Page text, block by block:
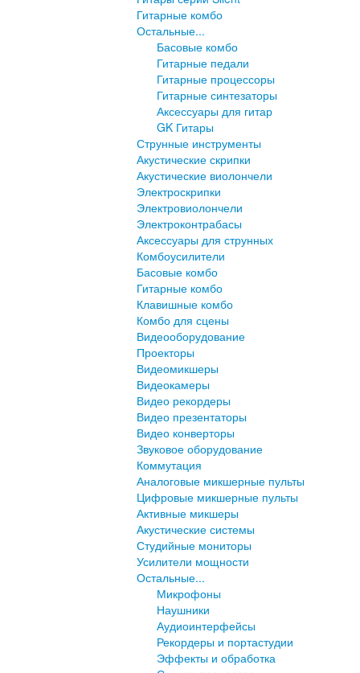
Гитарные комбо
Остальные...
Басовые комбо
Гитарные педали
Гитарные процессоры
Гитарные синтезаторы
Аксессуары для гитар
GK Гитары
Струнные инструменты
Акустические скрипки
Акустические виолончели
Электроскрипки
Электровиолончели
Электроконтрабасы
Аксессуары для струнных
Комбоусилители
Басовые комбо
Гитарные комбо
Клавишные комбо
Комбо для сцены
Видеооборудование
Проекторы
Видеомикшеры
Видеокамеры
Видео рекордеры
Видео презентаторы
Видео конверторы
Звуковое оборудование
Коммутация
Аналоговые микшерные пульты
Цифровые микшерные пульты
Активные микшеры
Акустические системы
Студийные мониторы
Усилители мощности
Остальные...
Микрофоны
Наушники
Аудиоинтерфейсы
Рекордеры и портастудии
Эффекты и обработка